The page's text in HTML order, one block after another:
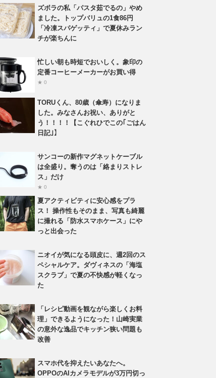
ズボラの私「パスタ茹でるの」やめ
ました。トップバリュの1食86円
「冷凍スパゲッティ」で夏休みラン
チが楽ちんに
忙しい朝も時短でおいしく。象印の
定番コーヒーメーカーがお買い得
★ 0
TORUくん、80歳（傘寿）になりま
した。みなさんお祝い、ありがと
う！！！！【こぐれひでこの｢ごはん
日記｣】
サンコーの新作マグネットケーブル
は全盛り。奪うのは「絡まりストレ
ス」だけ
★ 0
夏アクティビティに安心感をプラ
ス！ 操作性もそのまま、写真も綺麗
に撮れる「防水スマホケース」にや
っと出会った
ニオイが気になる頭皮に、週2回のス
ペシャルケア。ダヴィネスの「海塩
スクラブ」で夏の不快感が軽くなっ
た
「レシピ動画を観ながら楽しくお料
理」できるようになった！山崎実業
の意外な逸品でキッチン狭い問題も
改善
スマホ代を抑えたいあなたへ。
OPPOのAIカメラモデルが3万円切っ